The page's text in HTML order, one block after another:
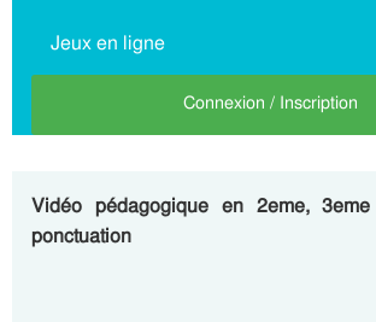
Jeux en ligne
Connexion / Inscription
Vidéo pédagogique en 2eme,
ponctuation